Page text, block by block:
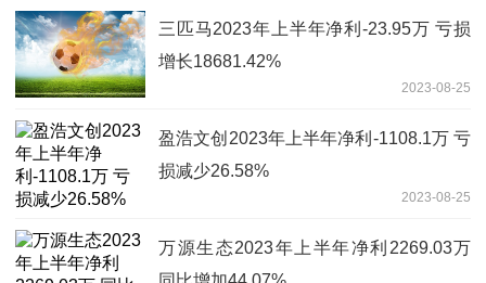
三匹马2023年上半年净利-23.95万 亏损
增长18681.42%
2023-08-25
盈浩文创2023年上半年净利-1108.1万 亏
损减少26.58%
2023-08-25
万源生态2023年上半年净利2269.03万